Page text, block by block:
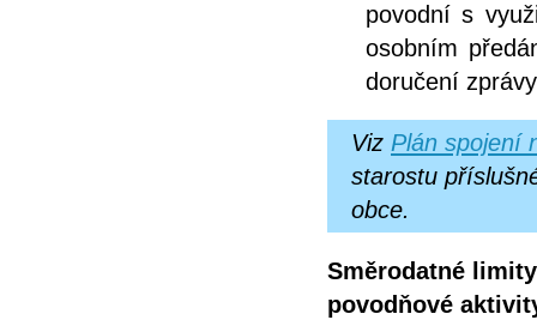
povodní s
osobním
doručení
Viz Plán spojení
starostu
obce.
Směrodatné
povodňové